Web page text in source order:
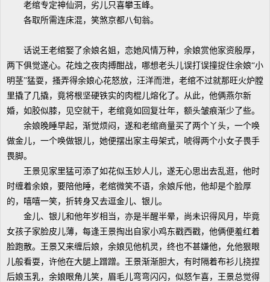
老绾专定神仙洞，劣儿只喜攀玉峰。
各取所需连床混，笑煞京都八旬翁。
话说王老绾娶了余娘名姐，恋她风情万种，余娘赏他家资殷厚，
两下俱觉遂心。花烛之夜肉搏酣战，哪想老头儿误打误撞捉住余娘“小
明茎”猛耍，搔弄得余娘心花怒放，汪洋而泄，老绾不过就那旺火炉膛
里撬了几撬，竟将根坚硬铁实的肉棍儿熔化了。从此，他俩燕尔新
婚，如胶似膝，见空就干，老绾竟如回复壮年，额头皱痕渐少了些。
余娘晚睡早起，渐觉烦闷，遂和老绾商量买了两个丫头，一个唤
做金儿，一个唤做银儿，她便摆出家主母架式，唬得两个小女子畏手
畏脚。
王景见家里猛可添了如花似玉妙人儿，遂无心思出去乱逛，他时
时缠着余娘，要陪他睡，老绾微笑不语，余娘斥他，他却是个脸厚
的，嘻嘻一笑，折转身又去逗金儿、银儿。
金儿、银儿和他年岁相当，亦是半醒半晕，尚未识得风月，毕竟
女孩子家脸皮儿薄，每逢王景掏出自家小鸡东戳西戳，他俩便羞红着
脸跑散。王景又来缠后娘，余娘见他机灵，终也不甚嫌他，允他狠眼
儿般看耍，许他在大腿上蹭蹭。王景渐渐胆大，有时隔着布衫儿挠捏
后娘玉乳，余娘眼角儿笑，眉毛儿弯弯闪闪，似怒乍喜，王景总觉得